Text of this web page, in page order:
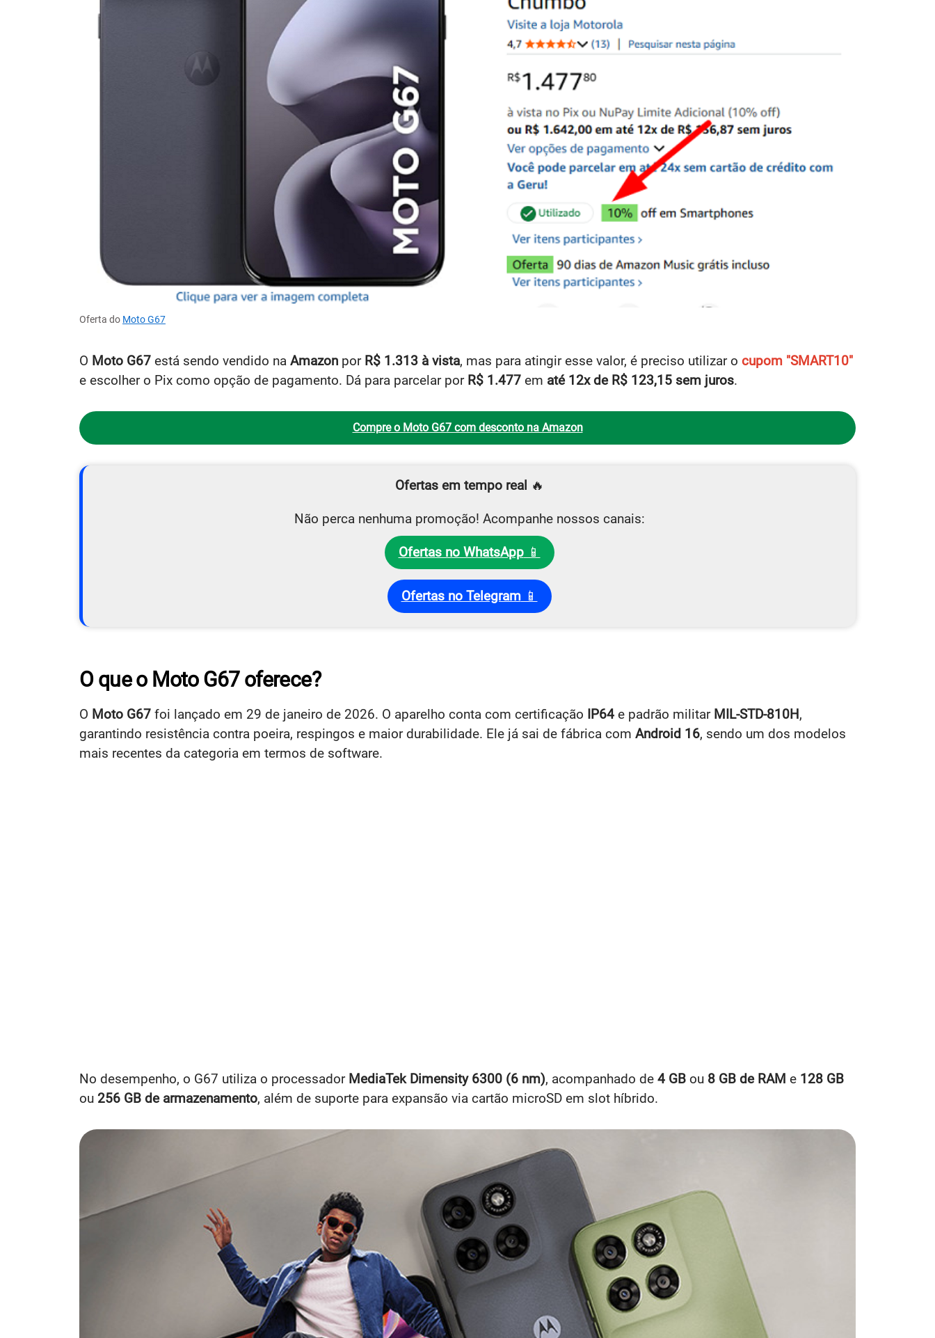
Oferta do Moto G67
O Moto G67 está sendo vendido na Amazon por R$ 1.313 à vista, mas para atingir esse valor, é preciso utilizar o cupom "SMART10"
e escolher o Pix como opção de pagamento. Dá para parcelar por R$ 1.477 em até 12x de R$ 123,15 sem juros.
Compre o Moto G67 com desconto na Amazon
Ofertas em tempo real 🔥
Não perca nenhuma promoção! Acompanhe nossos canais:
Ofertas no WhatsApp📱
Ofertas no Telegram📱
O que o Moto G67 oferece?
O Moto G67 foi lançado em 29 de janeiro de 2026. O aparelho conta com certificação IP64 e padrão militarMIL-STD-810H,
garantindo resistência contra poeira, respingos e maior durabilidade. Ele já sai de fábrica com Android 16, sendo um dos modelos
mais recentes da categoria em termos de software.
No desempenho, o G67 utiliza o processador MediaTek Dimensity 6300 (6 nm), acompanhado de 4 GB ou 8 GB de RAM e 128 GB
ou 256 GB de armazenamento, além de suporte para expansão via cartão microSD em slot híbrido.